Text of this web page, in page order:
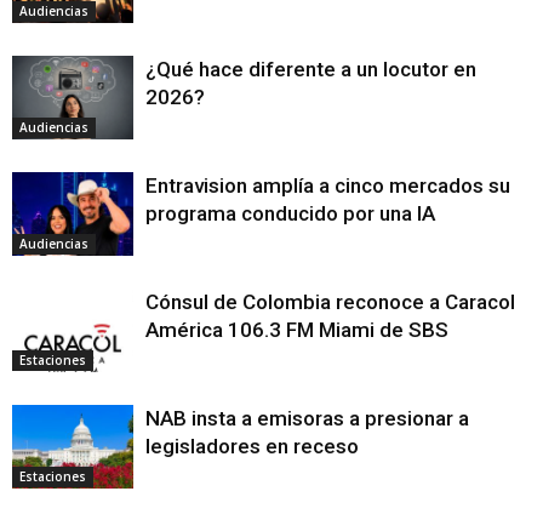
Audiencias
Audiencias
¿Qué hace diferente a un locutor en
2026?
Audiencias
Entravision amplía a cinco mercados su
programa conducido por una IA
Estaciones
Cónsul de Colombia reconoce a Caracol
América 106.3 FM Miami de SBS
Estaciones
NAB insta a emisoras a presionar a
legisladores en receso